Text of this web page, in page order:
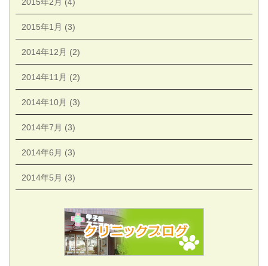
2015年1月 (3)
2014年12月 (2)
2014年11月 (2)
2014年10月 (3)
2014年7月 (3)
2014年6月 (3)
2014年5月 (3)